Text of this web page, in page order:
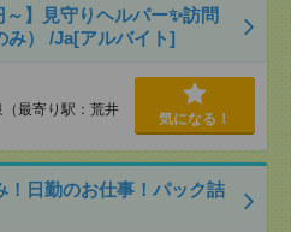
～】見守りヘルパー✨訪問
み） /Ja[アルバイト]
最寄り駅：荒井
気になる！
日勤のお仕事！パック詰